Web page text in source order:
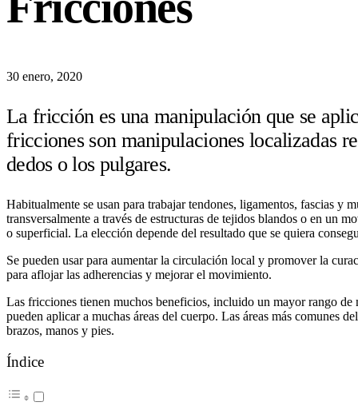
30 enero, 2020
La fricción es una manipulación que se
fricciones son manipulaciones localizadas
dedos o los pulgares.
Habitualmente se usan para trabajar tendones, ligamentos, fascias y
transversalmente a través de estructuras de tejidos blandos o en un
o superficial. La elección depende del resultado que se quiera
Se pueden usar para aumentar la circulación local y promover la
para aflojar las adherencias y mejorar el movimiento.
Las fricciones tienen muchos beneficios, incluido un mayor rango
pueden aplicar a muchas áreas del cuerpo. Las áreas más comunes
brazos, manos y pies.
Índice